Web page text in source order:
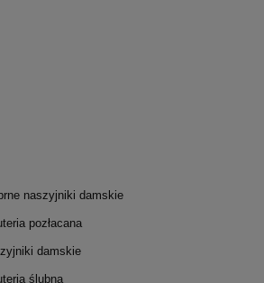
naszyjniki damskie
pozłacana
damskie
ślubna